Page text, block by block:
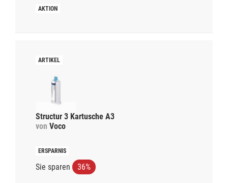
Structur 3 Kartusche A3
von Voco
Sie sparen 36%